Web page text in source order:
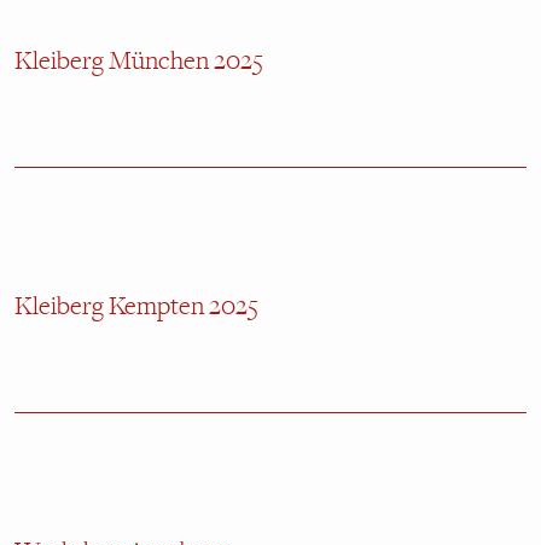
Kleiberg München 2025
Kleiberg Kempten 2025